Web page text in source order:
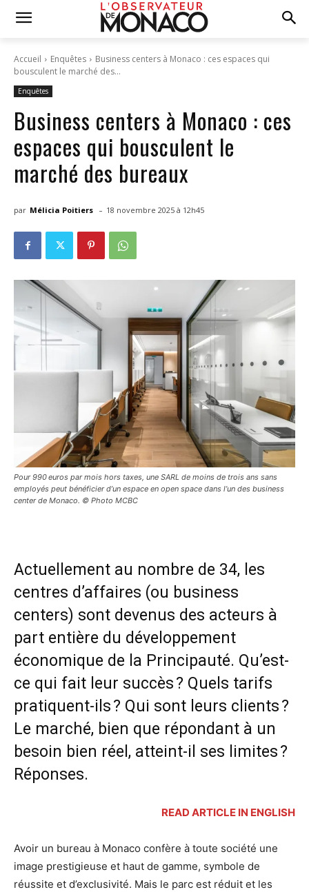
Accueil Enquêtes
Business centers à Monaco : ces espaces qui
bousculent le marché des...
Enquêtes
Business centers à Monaco : ces
espaces qui bousculent le
marché des bureaux
par Mélicia Poitiers - 18 novembre 2025 à 12h45
Pour 990 euros par mois hors taxes, une SARL de moins de trois ans sans
employés peut bénéficier d’un espace en open space dans l’un des business
center de Monaco. © Photo MCBC
Actuellement au nombre de 34, les
centres d’affaires (ou business
centers) sont devenus des acteurs à
part entière du développement
économique de la Principauté. Qu’est-
ce qui fait leur succès ? Quels tarifs
pratiquent-ils ? Qui sont leurs clients ?
Le marché, bien que répondant à un
besoin bien réel, atteint-il ses limites ?
Réponses.
READ ARTICLE IN ENGLISH
Avoir un bureau à Monaco confère à toute société une
image prestigieuse et haut de gamme, symbole de
réussite et d’exclusivité. Mais le parc est réduit et les